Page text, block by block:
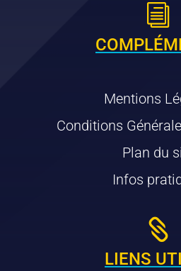
i
Mentions
Conditions
Plan du
Infos

LIENS